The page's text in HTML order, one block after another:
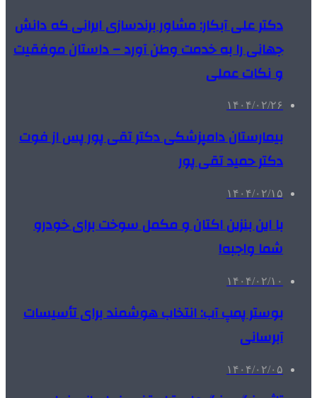
دکتر علی آبکار: مشاور برندسازی ایرانی که دانش
جهانی را به خدمت وطن آورد – داستان موفقیت
و نکات عملی
۱۴۰۴/۰۲/۲۶
بیمارستان دامپزشکی دکتر تقی پور پس از فوت
دکتر حمید تقی پور
۱۴۰۴/۰۲/۱۵
با این بنزین اکتان و مکمل سوخت برای خودرو
شما واجبه!
۱۴۰۴/۰۲/۱۰
بوستر پمپ آب: انتخاب هوشمند برای تأسیسات
آبرسانی
۱۴۰۴/۰۲/۰۵